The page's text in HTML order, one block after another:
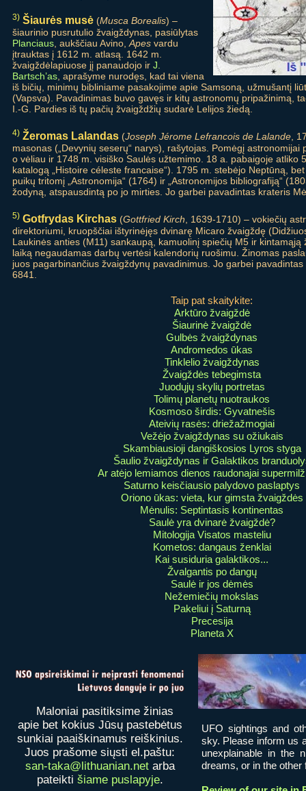
3) Šiaurės musė (Musca Borealis) –
šiaurinio pusrutulio žvaigždynas, pasiūlytas
Planciaus , aukščiau Avino, Apes vardu
įtrauktas į 1612 m. atlasą. 1642 m.
žvaigždėlapiuose jį panaudojo ir J.
Bartsch’as , aprašyme nurodęs, kad tai viena
iš bičių, minimų bibliniame pasakojime apie Samsoną, užmušantį
(Vapsva). Pavadinimas buvo gavęs ir kitų astronomų pripažinimą,
I.-G. Pardies iš tų pačių žvaigždžių sudarė Lelijos žiedą.
4) Žeromas Lalandas (Joseph Jérome Lefrancois de Lalande ,
masonas („Devynių seserų“ narys), rašytojas. Pomėgį
o vėliau ir 1748 m. visiško Saulės užtemimo. 18 a. pabaigoje atliko
katalogą „Histoire céleste francaise“). 1795 m. stebėjo Neptūną,
puikų tritomį „Astronomija“ (1764) ir „Astronomijos bibliografiją“
žodyną, atspausdintą po jo mirties. Jo garbei pavadintas krateris
5) Gotfrydas Kirchas (Gottfried Kirch , 1639-1710) – vokiečių
direktoriumi, kruopščiai ištyrinėjęs dvinarę Micaro žvaigždę
Laukinės anties (M11) sankaupą, kamuolinį spiečių M5 ir
laiką negaudamas darbų vertėsi kalendorių ruošimu. Žinomas
juos pagarbinančius žvaigždynų pavadinimus. Jo garbei
6841.
Taip pat skaitykite:
Arktūro žvaigždė
Šiaurinė žvaigždė
Gulbės žvaigždynas
Andromedos ūkas
Tinklelio žvaigždynas
Žvaigždės tebegimsta
Juodųjų skylių portretas
Tolimų planetų nuotraukos
Kosmoso širdis: Gyvatnešis
Ateivių rasės: driežažmogiai
Vežėjo žvaigždynas su ožiukais
Skambiausioji dangiškosios Lyros styga
Šaulio žvaigždynas ir Galaktikos
Ar atėjo lemiamos dienos raudonajai
Saturno keisčiausio palydovo paslaptys
Oriono ūkas: vieta, kur gimsta žvaigždės
Mėnulis: Septintasis kontinentas
Saulė yra dvinarė žvaigždė?
Mitologija Visatos masteliu
Kometos: dangaus ženklai
Kai susiduria galaktikos...
Žvalgantis po dangų
Saulė ir jos dėmės
Nežemiečių mokslas
Pakeliui į Saturną
Precesija
Planeta X
Maloniai pasitiksime žinias
apie bet kokius Jūsų pastebėtus
sunkiai paaiškinamus reiškinius.
Juos prašome siųsti el.paštu:
san-taka@lithuanian.netarba
pateikti šiame puslapyje.
UFO sightings and
sky. Please inform us
unexplainable in the
dreams, or in the other